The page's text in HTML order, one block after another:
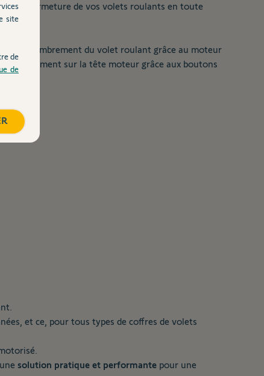
et la fermeture de vos volets roulants en toute
l'encombrement du volet roulant grâce au moteur
simplement sur la tête moteur grâce aux boutons
et ce, pour tous types de coffres de volets
solution pratique et performante pour une
site
de
de